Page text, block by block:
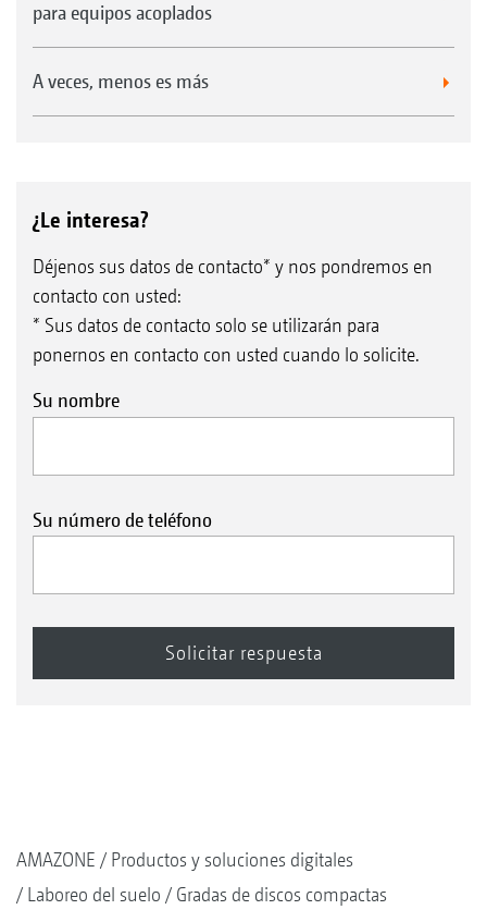
para equipos acoplados
A veces, menos es más
¿Le interesa?
Déjenos sus datos de contacto* y nos pondremos en
contacto con usted:
* Sus datos de contacto solo se utilizarán para
ponernos en contacto con usted cuando lo solicite.
Su nombre
Su número de teléfono
AMAZONE
Productos y soluciones digitales
Laboreo del suelo
Gradas de discos compactas